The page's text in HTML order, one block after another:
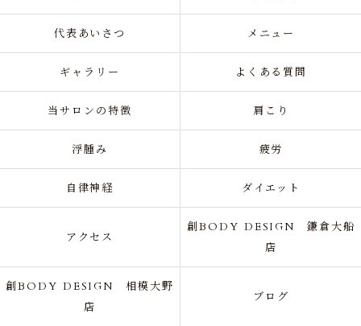
代表あいさつ メニュー
ギャラリー よくある質問
当サロンの特徴 肩こり
浮腫み 疲労
自律神経 ダイエット
アクセス
創BODY DESIGN 鎌倉大船
店
創BODY DESIGN 相模大野
店
ブログ